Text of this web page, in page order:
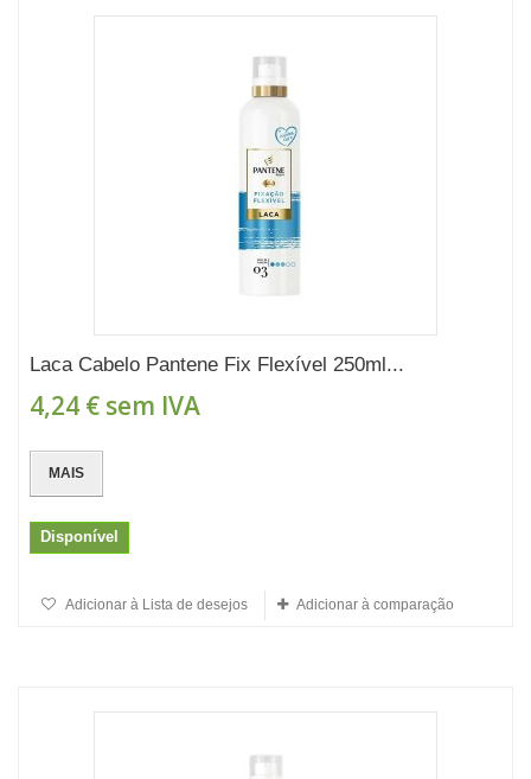
Laca Cabelo Pantene Fix Flexível 250ml...
4,24 € sem IVA
MAIS
Disponível
Adicionar à Lista de desejos Adicionar à comparação